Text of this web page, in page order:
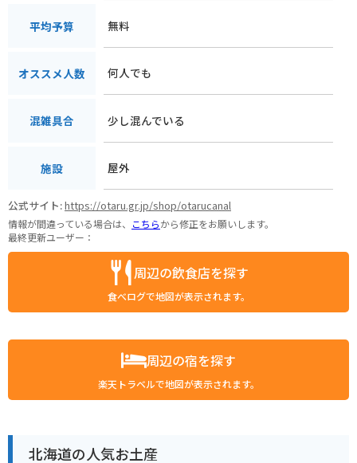
平均予算 無料
オススメ人数 何人でも
混雑具合 少し混んでいる
施設 屋外
公式サイト:https://otaru.gr.jp/shop/otarucanal
情報が間違っている場合は、 こちらから修正をお願いします。
最終更新ユーザー：
周辺の飲食店を探す
食べログで地図が表示されます。
周辺の宿を探す
楽天トラベルで地図が表示されます。
北海道の人気お土産